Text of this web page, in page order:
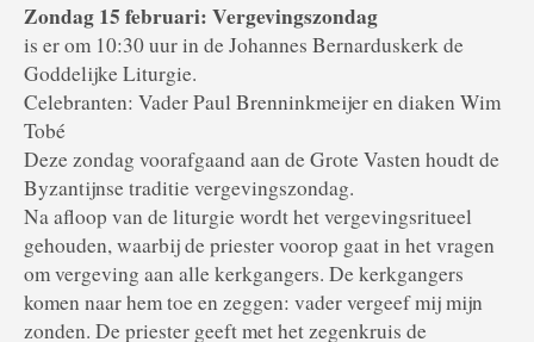
Zondag 15 februari: Vergevingszondag
is er om 10:30 uur in de Johannes Bernarduskerk de
Goddelijke Liturgie.
Celebranten: Vader Paul Brenninkmeijer en diaken Wim
Tobé
Deze zondag voorafgaand aan de Grote Vasten houdt de
Byzantijnse traditie vergevingszondag.
Na afloop van de liturgie wordt het vergevingsritueel
gehouden, waarbij de priester voorop gaat in het vragen
om vergeving aan alle kerkgangers. De kerkgangers
komen naar hem toe en zeggen: vader vergeef mij mijn
zonden. De priester geeft met het zegenkruis de